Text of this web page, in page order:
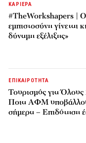
ΚΑΡΙΕΡΑ
#TheWorkshapers |
εμπιστοσύνη γίνεται
δύναμη εξέλιξης»
ΕΠΙΚΑΙΡΟΤΗΤΑ
Τουρισμός για
Ποια ΑΦΜ
σήμερα – Επιδότηση